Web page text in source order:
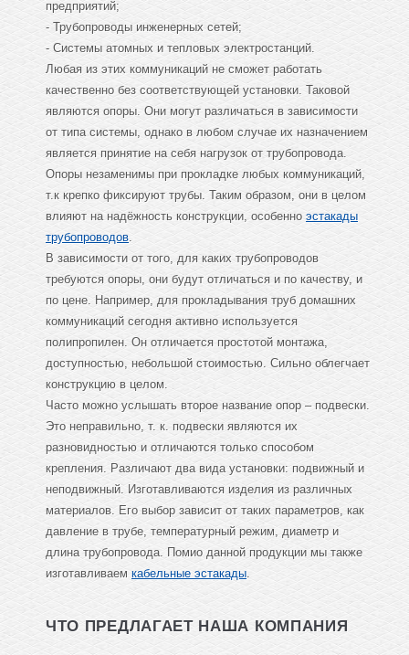
предприятий;
- Трубопроводы инженерных сетей;
- Системы атомных и тепловых электростанций.
Любая из этих коммуникаций не сможет работать
качественно без соответствующей установки. Таковой
являются опоры. Они могут различаться в зависимости
от типа системы, однако в любом случае их назначением
является принятие на себя нагрузок от трубопровода.
Опоры незаменимы при прокладке любых коммуникаций,
т.к крепко фиксируют трубы. Таким образом, они в целом
влияют на надёжность конструкции, особенно эстакады
трубопроводов.
В зависимости от того, для каких трубопроводов
требуются опоры, они будут отличаться и по качеству, и
по цене. Например, для прокладывания труб домашних
коммуникаций сегодня активно используется
полипропилен. Он отличается простотой монтажа,
доступностью, небольшой стоимостью. Сильно облегчает
конструкцию в целом.
Часто можно услышать второе название опор – подвески.
Это неправильно, т. к. подвески являются их
разновидностью и отличаются только способом
крепления. Различают два вида установки: подвижный и
неподвижный. Изготавливаются изделия из различных
материалов. Его выбор зависит от таких параметров, как
давление в трубе, температурный режим, диаметр и
длина трубопровода. Помио данной продукции мы также
изготавливаем кабельные эстакады.
ЧТО ПРЕДЛАГАЕТ НАША КОМПАНИЯ